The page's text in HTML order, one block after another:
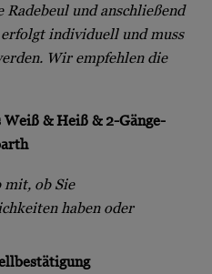
und anschließend
individuell und muss
Wir empfehlen die
& Heiß & 2-Gänge-
mit, ob Sie
haben oder